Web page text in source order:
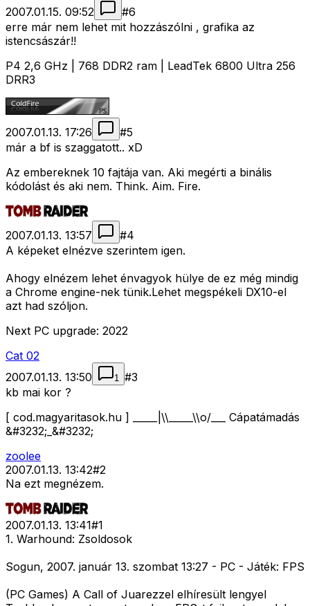
2007.01.15. 09:52 #6
erre már nem lehet mit hozzászólni , grafika az
istencsászár!!
P4 2,6 GHz | 768 DDR2 ram | LeadTek 6800 Ultra 256
DRR3
2007.01.13. 17:26 #5
már a bf is szaggatott.. xD
Az embereknek 10 fajtája van. Aki megérti a binális
kódolást és aki nem. Think. Aim. Fire.
2007.01.13. 13:57 #4
A képeket elnézve szerintem igen.
Ahogy elnézem lehet énvagyok hülye de ez még mindig
a Chrome engine-nek tünik.Lehet megspékeli DX10-el
azt had szóljon.
Next PC upgrade: 2022
Cat 02
2007.01.13. 13:50
1 #3
kb mai kor ?
[ cod.magyaritasok.hu ] _____|\\_____\\o/___ Cápatámadás
&#3232;_&#3232;
zoolee
2007.01.13. 13:42#2
Na ezt megnézem.
2007.01.13. 13:41#1
1. Warhound: Zsoldosok
Sogun, 2007. január 13. szombat 13:27 - PC - Játék: FPS
(PC Games) A Call of Juarezzel elhíresült lengyel